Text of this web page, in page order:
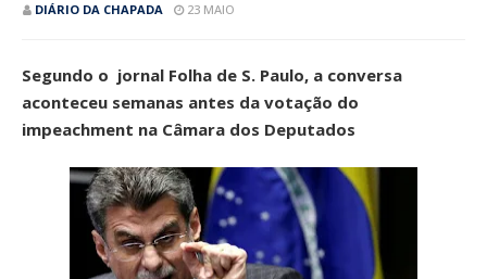
DIÁRIO DA CHAPADA 23 MAIO
Segundo o jornal Folha de S. Paulo, a conversa
aconteceu semanas antes da votação do
impeachment na Câmara dos Deputados